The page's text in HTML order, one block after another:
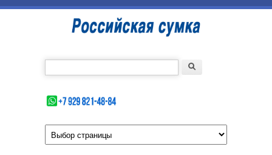
Перейти к основному содержанию
Российская
сумка
Форма поиска Поиск